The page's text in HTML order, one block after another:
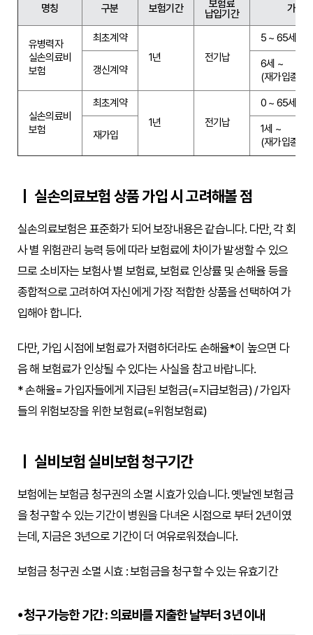
명칭 구분 보험기간
보험료
납입기간
가입
유병력자
실손의료비
보험
최초계약
1년
전기납
5 ~ 65세
갱신계약
6세 ~
(재가입종료
실손의료비
보험
최초계약
1년
전기납
0 ~ 65세
재가입
1세 ~
(재가입종료
실손의료보험 상품 가입 시 고려해볼 점
실손의료보험은 표준화가 되어 보장내용은 같습니다. 다만, 각 회
사 별 위험관리 능력 등에 따라 보험료에 차이가 발생할 수 있으
므로 소비자는 보험사 별 보험료, 보험료 인상률 및 손해율 등을
종합적으로 고려하여 자신에게 가장 적합한 상품을 선택하여 가
입해야 합니다.
다만, 가입 시점에 보험료가 저렴하더라도 손해율*이 높으면 다
음 해 보험료가 인상될 수 있다는 사실을 참고 바랍니다.
* 손해율= 가입자들에게 지급된 보험금(=지급보험금) / 가입자
들의 위험보장을 위한 보험료(=위험보험료)
실비보험 실비보험 청구기간
보험에는 보험금 청구권의 소멸 시효가 있습니다. ​옛날엔 보험금
을 청구할 수 있는 기간이 병원을 다녀온 시점으로 부터 2년이였
는데, 지금은 3년으로 기간이 더 여유로워졌습니다.
보험금 청구권 소멸 시효 : 보험금을 청구할 수 있는 유효기간
청구 가능한 기간 : 의료비를 지출한 날부터 3년 이내